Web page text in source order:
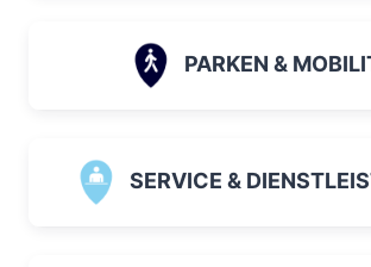
PARKEN &
SERVICE &